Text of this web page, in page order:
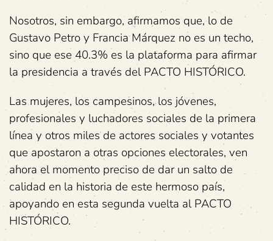
Nosotros, sin embargo, afirmamos que, lo de
Gustavo Petro y Francia Márquez no es un techo,
sino que ese 40.3% es la plataforma para afirmar
la presidencia a través del PACTO HISTÓRICO.
Las mujeres, los campesinos, los jóvenes,
profesionales y luchadores sociales de la primera
línea y otros miles de actores sociales y votantes
que apostaron a otras opciones electorales, ven
ahora el momento preciso de dar un salto de
calidad en la historia de este hermoso país,
apoyando en esta segunda vuelta al PACTO
HISTÓRICO.